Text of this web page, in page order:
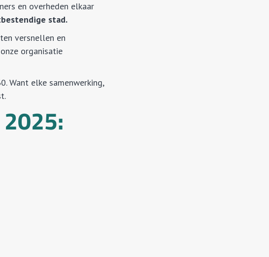
en overheden elkaar
stad.
versnellen en
organisatie
Want elke samenwerking,